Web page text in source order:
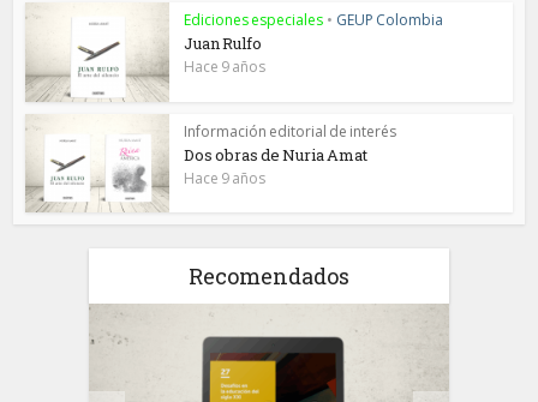
Ediciones especiales • GEUP Colombia
Juan Rulfo
Hace 9 años
Información editorial de interés
Dos obras de Nuria Amat
Hace 9 años
Recomendados